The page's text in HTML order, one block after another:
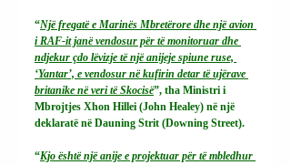
“Një fregatë e Marinës Mbretërore dhe një avion
i RAF-it janë vendosur për të monitoruar dhe
ndjekur çdo lëvizje të një anijeje spiune ruse,
‘Yantar’, e vendosur në kufirin detar të ujërave
britanike në veri të Skocisë”, tha Ministri i
Mbrojtjes Xhon Hillei (John Healey) në një
deklaratë në Dauning Strit (Downing Street).
“Kjo është një anije e projektuar për të mbledhur